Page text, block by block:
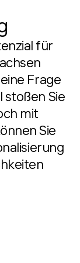
für
Frage
stoßen Sie
mit
Sie